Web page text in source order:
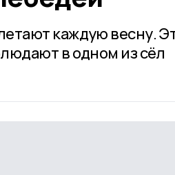
каждую весну.
в одном из сёл